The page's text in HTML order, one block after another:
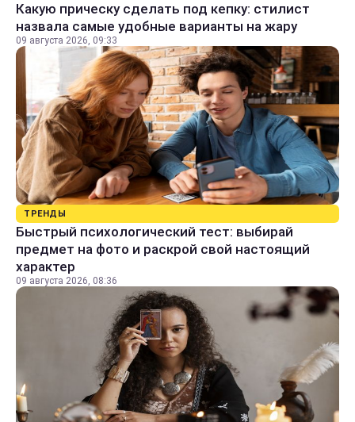
Какую прическу сделать под кепку: стилист
назвала самые удобные варианты на жару
09 августа 2026, 09:33
ТРЕНДЫ
Быстрый психологический тест: выбирай
предмет на фото и раскрой свой настоящий
характер
09 августа 2026, 08:36